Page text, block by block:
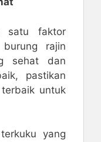
satu faktor
rajin
sehat dan
pastikan
untuk
yang